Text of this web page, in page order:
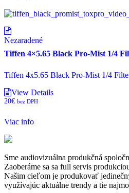
Nezaradené
Tiffen 4×5.65 Black Pro-Mist 1/4
Tiffen 4x5.65 Black Pro-Mist 1/4
View Details
20€ bez DPH
Viac info
Sme audiovizuálna produkčná
Zaoberáme sa sa full servis
Našim cieľom je produkovať
využívajúc aktuálne trendy a tie